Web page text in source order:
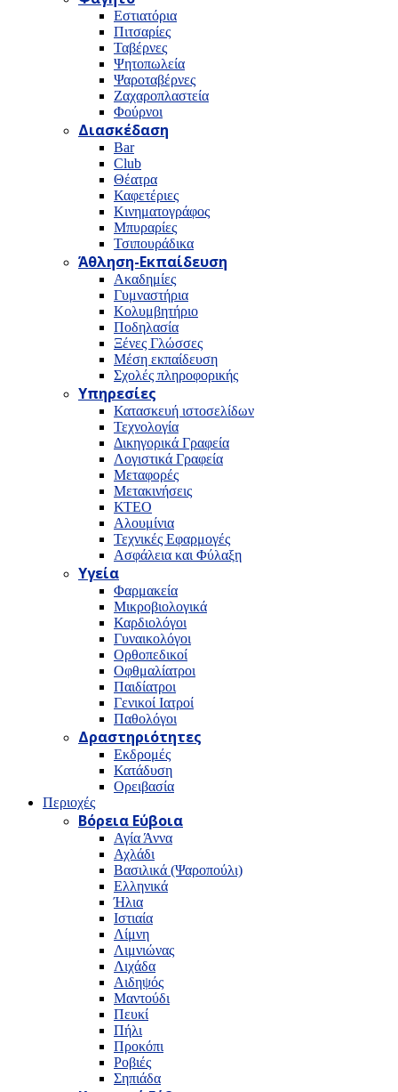
Εστιατόρια
Πιτσαρίες
Ταβέρνες
Ψητοπωλεία
Ψαροταβέρνες
Ζαχαροπλαστεία
Φούρνοι
Διασκέδαση
Bar
Club
Θέατρα
Καφετέριες
Κινηματογράφος
Μπυραρίες
Τσιπουράδικα
Άθληση-Εκπαίδευση
Ακαδημίες
Γυμναστήρια
Κολυμβητήριο
Ποδηλασία
Ξένες Γλώσσες
Μέση εκπαίδευση
Σχολές πληροφορικής
Υπηρεσίες
Κατασκευή ιστοσελίδων
Τεχνολογία
Δικηγορικά Γραφεία
Λογιστικά Γραφεία
Μεταφορές
Μετακινήσεις
ΚΤΕΟ
Αλουμίνια
Τεχνικές Εφαρμογές
Ασφάλεια και Φύλαξη
Υγεία
Φαρμακεία
Μικροβιολογικά
Καρδιολόγοι
Γυναικολόγοι
Ορθοπεδικοί
Οφθμαλίατροι
Παιδίατροι
Γενικοί Ιατροί
Παθολόγοι
Δραστηριότητες
Εκδρομές
Κατάδυση
Ορειβασία
Περιοχές
Βόρεια Εύβοια
Αγία Άννα
Αχλάδι
Βασιλικά (Ψαροπούλι)
Ελληνικά
Ήλια
Ιστιαία
Λίμνη
Λιμνιώνας
Λιχάδα
Αιδηψός
Μαντούδι
Πευκί
Πήλι
Προκόπι
Ροβιές
Σηπιάδα